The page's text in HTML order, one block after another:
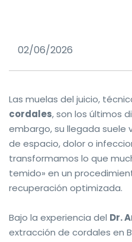
02/06/2026
Las muelas del juicio,
cordales, son los últimos
embargo, su llegada
de espacio, dolor o
transformamos lo que
temido» en un
recuperación optimizada.
Bajo la experiencia del Dr.
extracción de cordales en